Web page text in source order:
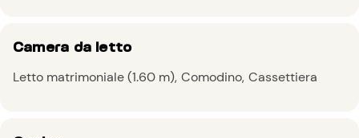
Camera da letto
Letto matrimoniale (1.60 m) Comodino Cassettiera